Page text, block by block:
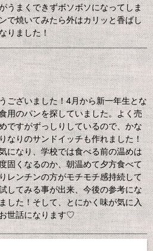
うまくできずボソボソになってしま
で焼いてみたら外はカリッと香ばし
りました！
ございました！4月から新一年生とな
用のパンを探していました。よく売
ですがずっしりしているので、かな
なりのサンドイッチも作れました！
になり、学校では食べる前の温めは
固くなるのか、朝温めて夕方食べて
レンチンの方がモチモチ感持続して
してみる事が出来、今後の参考にな
した！そして、とにかく味が気に入
世話になります♡